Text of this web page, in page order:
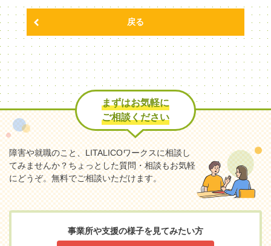
戻る
まずはお気軽に
ご相談ください
障害や就職のこと、LITALICOワークスに相談し
てみませんか？ちょっとした質問・相談もお気軽
にどうぞ。無料でご相談いただけます。
事業所や支援の様子を見てみたい方